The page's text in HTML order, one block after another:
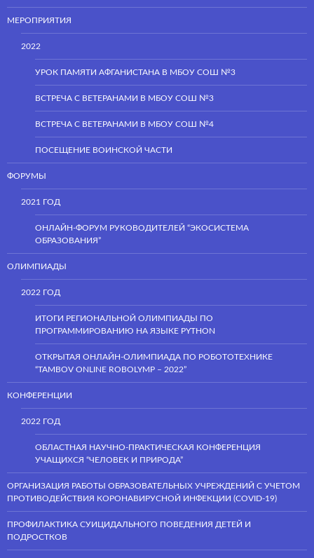
МЕРОПРИЯТИЯ
2022
УРОК ПАМЯТИ АФГАНИСТАНА В МБОУ СОШ №3
ВСТРЕЧА С ВЕТЕРАНАМИ В МБОУ СОШ №3
ВСТРЕЧА С ВЕТЕРАНАМИ В МБОУ СОШ №4
ПОСЕЩЕНИЕ ВОИНСКОЙ ЧАСТИ
ФОРУМЫ
2021 ГОД
ОНЛАЙН-ФОРУМ РУКОВОДИТЕЛЕЙ “ЭКОСИСТЕМА
ОБРАЗОВАНИЯ”
ОЛИМПИАДЫ
2022 ГОД
ИТОГИ РЕГИОНАЛЬНОЙ ОЛИМПИАДЫ ПО
ПРОГРАММИРОВАНИЮ НА ЯЗЫКЕ PYTHON
ОТКРЫТАЯ ОНЛАЙН-ОЛИМПИАДА ПО РОБОТОТЕХНИКЕ
“TAMBOV ONLINE ROBOLYMP – 2022”
КОНФЕРЕНЦИИ
2022 ГОД
ОБЛАСТНАЯ НАУЧНО-ПРАКТИЧЕСКАЯ КОНФЕРЕНЦИЯ
УЧАЩИХСЯ “ЧЕЛОВЕК И ПРИРОДА”
ОРГАНИЗАЦИЯ РАБОТЫ ОБРАЗОВАТЕЛЬНЫХ УЧРЕЖДЕНИЙ С УЧЕТОМ
ПРОТИВОДЕЙСТВИЯ КОРОНАВИРУСНОЙ ИНФЕКЦИИ (COVID-19)
ПРОФИЛАКТИКА СУИЦИДАЛЬНОГО ПОВЕДЕНИЯ ДЕТЕЙ И
ПОДРОСТКОВ